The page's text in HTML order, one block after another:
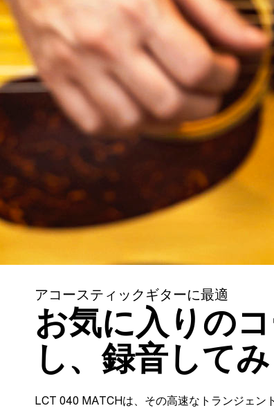
アコースティックギターに最適
お気に入りの
し、録音して
LCT 040 MATCHは、その高速なトランジェン